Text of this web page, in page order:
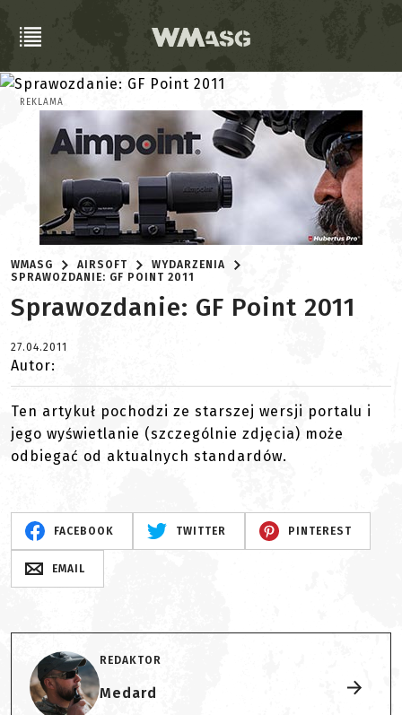
REKLAMA
WMASG AIRSOFT
WYDARZENIA
SPRAWOZDANIE: GF POINT 2011
Sprawozdanie: GF Point 2011
27.04.2011
Autor:
Ten artykuł pochodzi ze starszej wersji portalu i
jego wyświetlanie (szczególnie zdjęcia) może
odbiegać od aktualnych standardów.
FACEBOOK TWITTER PINTEREST
EMAIL
REDAKTOR
Medard